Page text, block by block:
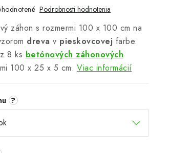
Podrobnosti hodnotenia
záhon s rozmermi 100 x 100 cm na
dreva v pieskovcovej farbe.
8 ks betónových záhonových
100 x 25 x 5 cm. Viac informácií
?